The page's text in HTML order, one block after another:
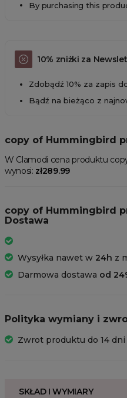
By purchasing this
10% zniżki za
Zdobądź 10% za zapis
Bądź na bieżąco z
copy of Hummingbird
W Clamodi cena produktu
wynosi: zł289.99
copy of Hummingbird
Dostawa
Wysyłka nawet w 24h z
Darmowa dostawa od
Polityka wymiany i
Zwrot produktu do 14
SKŁAD I WYMIARY